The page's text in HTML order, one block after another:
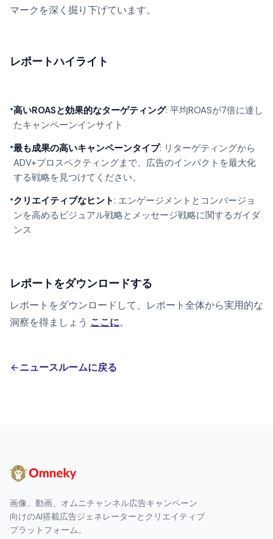
マークを深く掘り下げています。
レポートハイライト
•高いROASと効果的なターゲティング: 平均ROASが7倍に達し
たキャンペーンインサイト
•最も成果の高いキャンペーンタイプ: リターゲティングから
ADV+プロスペクティングまで、広告のインパクトを最大化
する戦略を見つけてください。
•クリエイティブなヒント : エンゲージメントとコンバージョ
ンを高めるビジュアル戦略とメッセージ戦略に関するガイダ
ンス
レポートをダウンロードする
レポートをダウンロードして、レポート全体から実用的な
洞察を得ましょう ここに。
ニュースルームに戻る
画像、動画、オムニチャンネル広告キャンペーン
向けのAI搭載広告ジェネレーターとクリエイティブ
プラットフォーム。